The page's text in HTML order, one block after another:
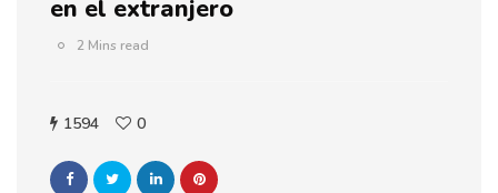
en el extranjero
2 Mins read
1594 0